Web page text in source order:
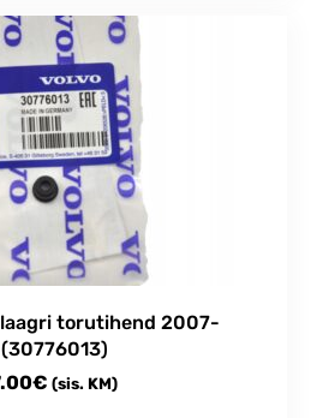
torutihend 2007-
(30776013)
€ (sis. KM)